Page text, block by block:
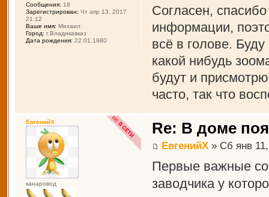
Согласен, спасибо
информации,
всё в голове.
какой нибудь
будут и
часто, так что
Сообщения: 18
Зарегистрирован: Чт апр 13, 2017
21:12
Ваше имя: Михаил
Город: г.Владикавказ
Дата рождения: 22.01.1980
Re: В доме
ЕвгенийХ » Сб янв
Первые важные
заводчика у
ЕвгенийХ
канаровод